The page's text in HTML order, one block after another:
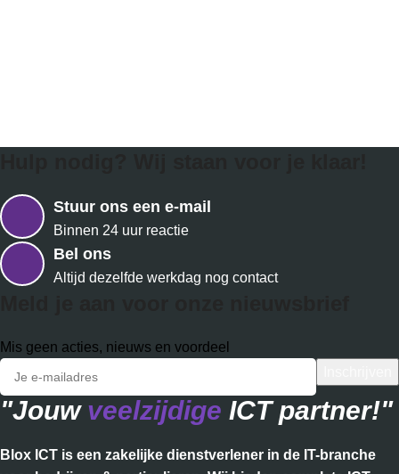
Stuur ons een e-mail
Binnen 24 uur reactie
Bel ons
Altijd dezelfde werkdag nog contact
Mis geen acties, nieuws en voordeel
"Jouw veelzijdige ICT partner!"
Blox ICT is een zakelijke dienstverlener in de IT-branche